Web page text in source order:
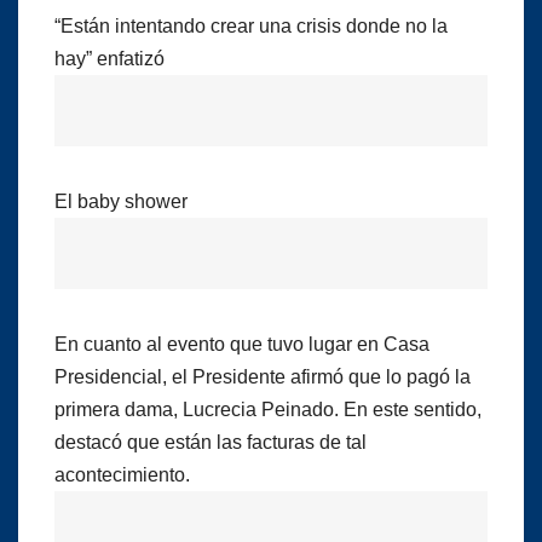
“Están intentando crear una crisis donde no la
hay” enfatizó
El baby shower
En cuanto al evento que tuvo lugar en Casa
Presidencial, el Presidente afirmó que lo pagó la
primera dama, Lucrecia Peinado. En este sentido,
destacó que están las facturas de tal
acontecimiento.